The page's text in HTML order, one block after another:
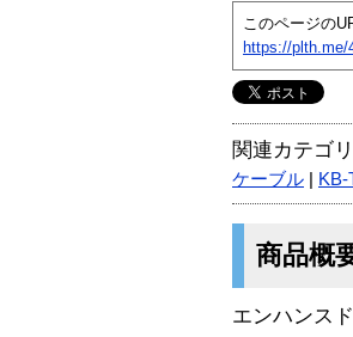
このページの
https://plth.me/
関連カテゴリ
ケーブル KB-
商品概
エンハンス